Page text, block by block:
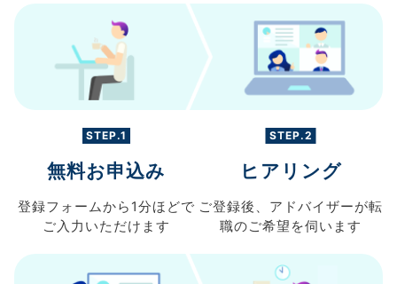
STEP.1
無料お申込み
登録フォームから 1分ほどで
ご入力 いただけます
STEP.2
ヒアリング
ご登録後、 アドバイザーが転
職のご希望を伺います